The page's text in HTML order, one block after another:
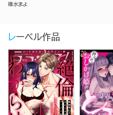
溺愛ステップ（分冊版）
碓水まよ
レーベル作品